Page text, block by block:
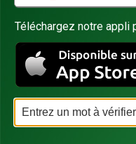
Téléchargez notre appli